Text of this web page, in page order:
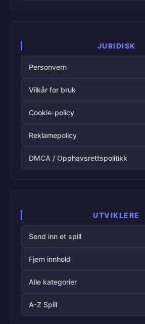
JURIDISK
Personvern
Vilkår for bruk
Cookie-policy
Reklamepolicy
DMCA / Opphavsrettspolitikk
UTVIKLERE
Send inn et spill
Fjern innhold
Alle kategorier
A-Z Spill